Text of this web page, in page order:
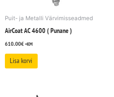
Puit- ja Metalli Värvimisseadmed
AirCoat AC 4600 ( Punane )
610.00€+KM
Lisa korvi